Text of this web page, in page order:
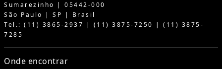
Sumarezinho | 05442-000
São Paulo | SP | Brasil
Tel.: (11) 3865-2937 | (11) 3875-7250 | (11) 3875-
7285
Onde encontrar